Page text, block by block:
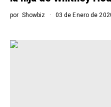
por Showbiz 03 de Enero de